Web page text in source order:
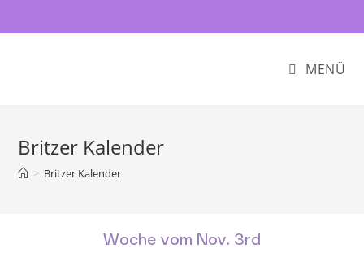
MENÜ
Britzer Kalender
> Britzer Kalender
Woche vom Nov. 3rd